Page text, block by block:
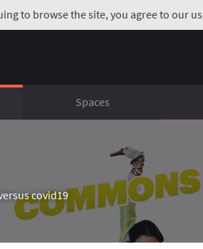
to browse the site, you agree to our
Spaces
covid19